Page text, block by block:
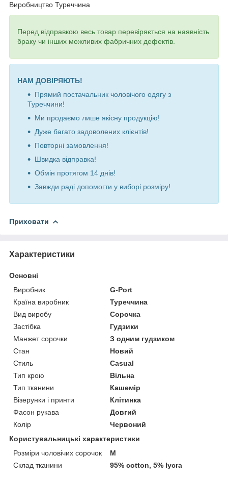
Виробництво Туреччина
Перед відправкою весь товар перевіряється на наявність
браку чи інших можливих фабричних дефектів.
НАМ ДОВІРЯЮТЬ!
Прямий постачальник чоловічого одягу з
Туреччини!
Ми продаємо лише якісну продукцію!
Дуже багато задоволених клієнтів!
Повторні замовлення!
Швидка відправка!
Обмін протягом 14 днів!
Завжди раді допомогти у виборі розміру!
Приховати
Характеристики
Основні
Виробник
G-Port
Країна виробник
Туреччина
Вид виробу
Сорочка
Застібка
Гудзики
Манжет сорочки
З одним гудзиком
Стан
Новий
Стиль
Casual
Тип крою
Вільна
Тип тканини
Кашемір
Візерунки і принти
Клітинка
Фасон рукава
Довгий
Колір
Червоний
Користувальницькі характеристики
Розміри чоловічих сорочок
М
Склад тканини
95% cotton, 5% lycra